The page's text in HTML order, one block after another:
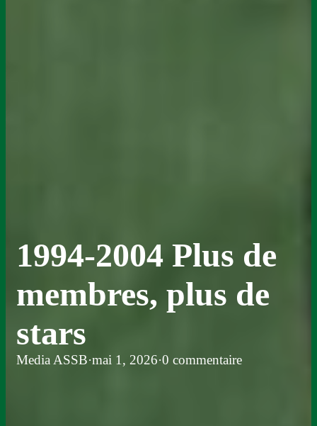
1994-2004 Plus de
membres, plus de
stars
Media ASSB·mai 1, 2026·0 commentaire